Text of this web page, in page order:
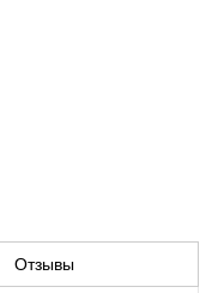
Отзывы